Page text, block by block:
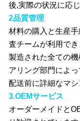
後,実際の状況に応
2品質管理
材料の購入と生産
査チームが利用でき
製造された全ての
アリング部門によ
配送前に詳細なマ
3.OEMサービス
オーダーメイドと